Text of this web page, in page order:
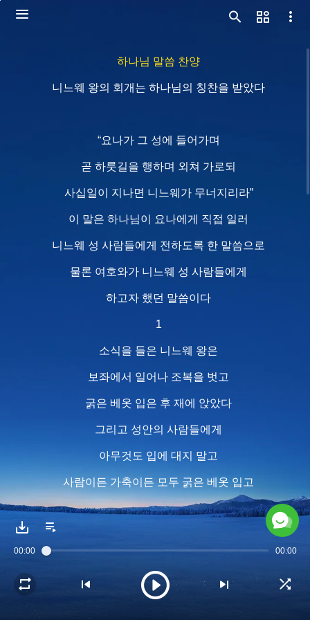
하나님 말씀 찬양
니느웨 왕의 회개는 하나님의 칭찬을 받았다
“요나가 그 성에 들어가며
곧 하룻길을 행하며 외쳐 가로되
사십일이 지나면 니느웨가 무너지리라”
이 말은 하나님이 요나에게 직접 일러
니느웨 성 사람들에게 전하도록 한 말씀으로
물론 여호와가 니느웨 성 사람들에게
하고자 했던 말씀이다
1
소식을 들은 니느웨 왕은
보좌에서 일어나 조복을 벗고
굵은 베옷 입은 후 재에 앉았다
그리고 성안의 사람들에게
아무것도 입에 대지 말고
사람이든 가축이든 모두 굵은 베옷 입고
하나님께 간절히 부르짖으며
니느웨 왕이 행한 일련의 일들을 살펴보면
00:00 00:00